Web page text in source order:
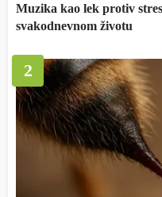
Muzika kao lek protiv
svakodnevnom životu
2